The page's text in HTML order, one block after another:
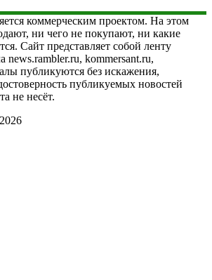
коммерческим проектом. На этом
ни чего не покупают, ни какие
Сайт представляет собой ленту
news.rambler.ru, kommersant.ru,
публикуются без искажения,
публикуемых новостей
не несёт.